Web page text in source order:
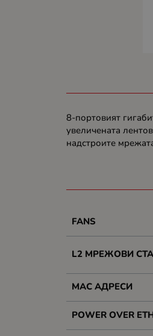
8-портовият
увеличената
надстроите
FANS
L2 МРЕЖОВИ
MAC АДРЕСИ
POWER OVER